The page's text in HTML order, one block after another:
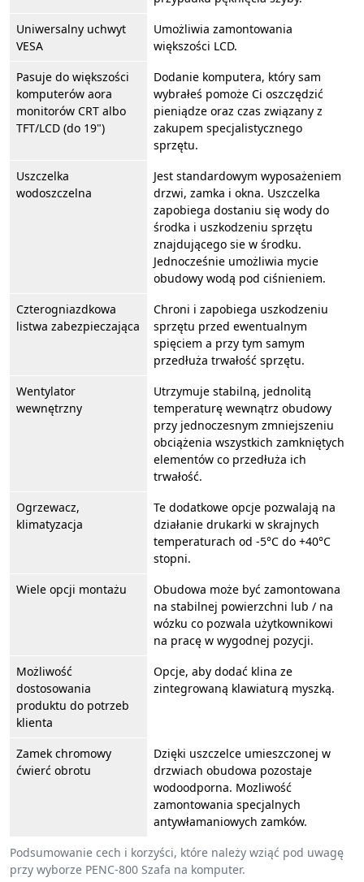
Podsumowanie cech i korzyści, które należy wziąć pod uwagę
przy wyborze PENC-800 Szafa na komputer.
Uniwersalny uchwyt
VESA
Umożliwia zamontowania
większości LCD.
Pasuje do większości
komputerów aora
monitorów CRT albo
TFT/LCD (do 19")
Dodanie komputera, który sam
wybrałeś pomoże Ci oszczędzić
pieniądze oraz czas związany z
zakupem specjalistycznego
sprzętu.
Uszczelka
wodoszczelna
Jest standardowym wyposażeniem
drzwi, zamka i okna. Uszczelka
zapobiega dostaniu się wody do
środka i uszkodzeniu sprzętu
znajdującego sie w środku.
Jednocześnie umożliwia mycie
obudowy wodą pod ciśnieniem.
Czterogniazdkowa
listwa zabezpieczająca
Chroni i zapobiega uszkodzeniu
sprzętu przed ewentualnym
spięciem a przy tym samym
przedłuża trwałość sprzętu.
Wentylator
wewnętrzny
Utrzymuje stabilną, jednolitą
temperaturę wewnątrz obudowy
przy jednoczesnym zmniejszeniu
obciążenia wszystkich zamkniętych
elementów co przedłuża ich
trwałość.
Ogrzewacz,
klimatyzacja
Te dodatkowe opcje pozwalają na
działanie drukarki w skrajnych
temperaturach od -5°C do +40°C
stopni.
Wiele opcji montażu
Obudowa może być zamontowana
na stabilnej powierzchni lub / na
wózku co pozwala użytkownikowi
na pracę w wygodnej pozycji.
Możliwość
dostosowania
produktu do potrzeb
klienta
Opcje, aby dodać klina ze
zintegrowaną klawiaturą myszką.
Zamek chromowy
ćwierć obrotu
Dzięki uszczelce umieszczonej w
drzwiach obudowa pozostaje
wodoodporna. Mozliwość
zamontowania specjalnych
antywłamaniowych zamków.